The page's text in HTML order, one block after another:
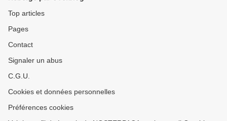
Top articles
Pages
Contact
Signaler un abus
C.G.U.
Cookies et données personnelles
Préférences cookies